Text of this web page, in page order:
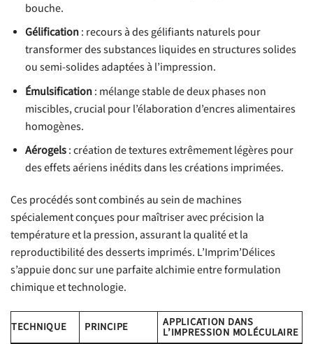
bouche.
Gélification: recours à des gélifiants naturels pour
transformer des substances liquides en structures solides
ou semi-solides adaptées à l’impression.
Émulsification: mélange stable de deux phases non
miscibles, crucial pour l’élaboration d’encres alimentaires
homogènes.
Aérogels: création de textures extrêmement légères pour
des effets aériens inédits dans les créations imprimées.
Ces procédés sont combinés au sein de machines
spécialement conçues pour maîtriser avec précision la
température et la pression, assurant la qualité et la
reproductibilité des desserts imprimés. L’Imprim’Délices
s’appuie donc sur une parfaite alchimie entre formulation
chimique et technologie.
TECHNIQUE PRINCIPE APPLICATION DANS
L’IMPRESSION MOLÉCULAIRE